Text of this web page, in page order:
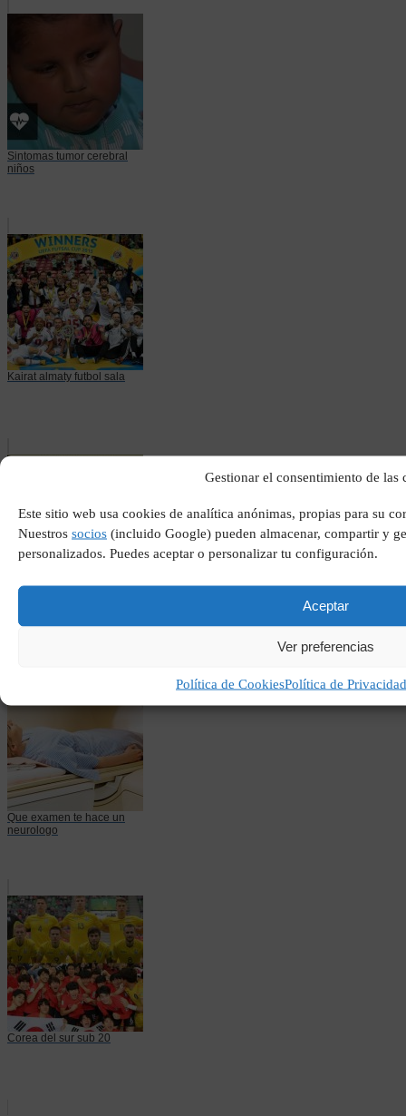
Gestionar el consentimiento de las
Este sitio web usa cookies de analítica anónimas, propias para su
Nuestros socios (incluido Google) pueden almacenar, compartir y
personalizados. Puedes aceptar o personalizar tu configuración.
Aceptar
Ver preferencias
Política de CookiesPolítica de Privacidad
Sintomas tumor cerebral
niños
Kairat almaty futbol sala
Que examen te hace un
neurologo
Corea del sur sub 20